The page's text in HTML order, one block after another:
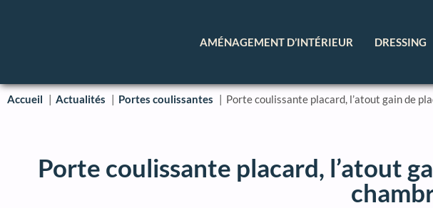
AMÉNAGEMENT D’INTÉRIEUR DRESSING
Accueil Actualités Portes coulissantes Porte coulissante placard, l’atout gain de
Porte coulissante placard, l’atout